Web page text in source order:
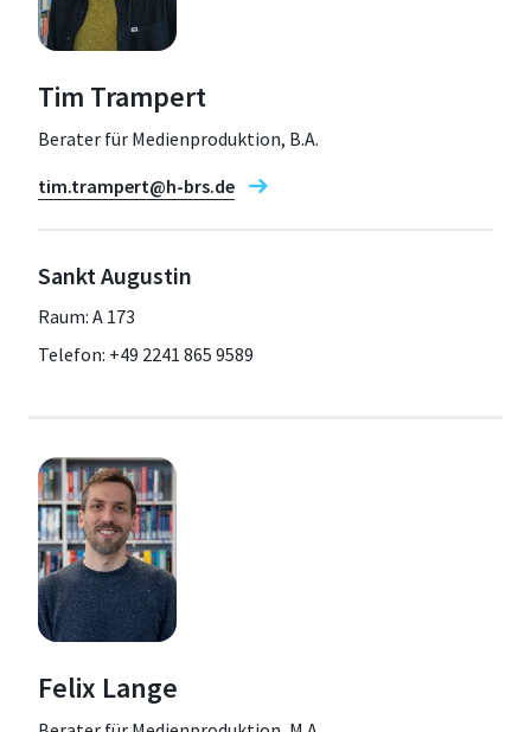
Tim Trampert
Berater für Medienproduktion, B.A.
tim.trampert@h-brs.de
Sankt Augustin
Raum: A 173
Telefon: +49 2241 865 9589
Felix Lange